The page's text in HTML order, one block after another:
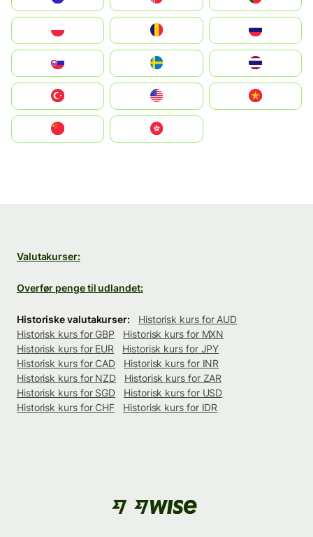
United States
中國香港特別行政區
Valutakurser:
Overfør penge til udlandet:
Historiske valutakurser:
Historisk kurs for AUD
Historisk kurs for GBP
Historisk kurs for MXN
Historisk kurs for EUR
Historisk kurs for JPY
Historisk kurs for CAD
Historisk kurs for INR
Historisk kurs for NZD
Historisk kurs for ZAR
Historisk kurs for SGD
Historisk kurs for USD
Historisk kurs for CHF
Historisk kurs for IDR